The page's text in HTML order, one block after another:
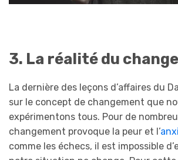
3. La réalité du
La dernière des leçons d’affaires du
sur le concept de changement que
expérimentons tous. Pour de
changement provoque la peur et l’
comme les échecs, il est impossible